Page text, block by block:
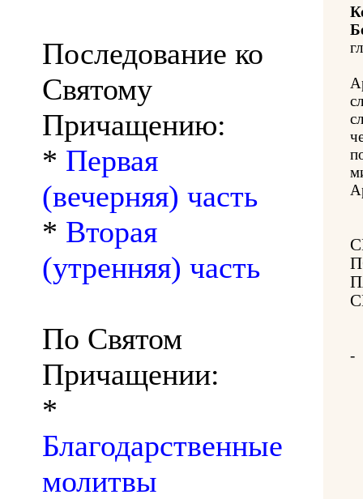
Последование ко
Святому
Причащению:
* Первая
(вечерняя) часть
* Вторая
(утренняя) часть
По Святом
Причащении:
*
Благодарственные
молитвы
-